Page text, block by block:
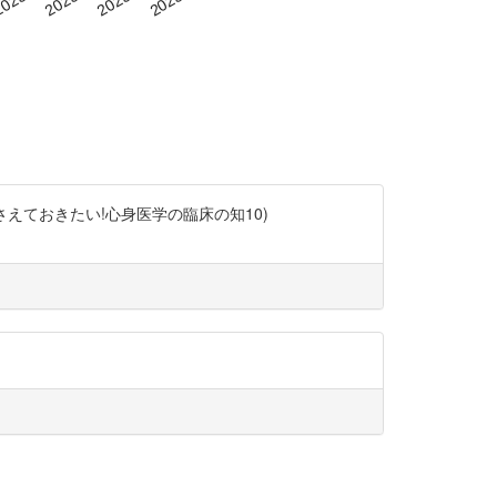
ておきたい!心身医学の臨床の知10)